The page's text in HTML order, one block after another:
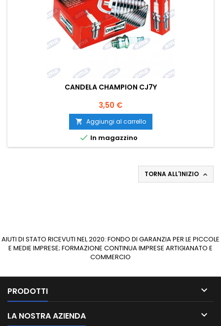
CANDELA CHAMPION CJ7Y
Prezzo
3,50 €
 Aggiungi al carrello
 In magazzino
TORNA ALL'INIZIO 
AIUTI DI STATO RICEVUTI NEL 2020: FONDO DI GARANZIA PER LE PICCOLE
E MEDIE IMPRESE; FORMAZIONE CONTINUA IMPRESE ARTIGIANATO E
COMMERCIO
PRODOTTI 
LA NOSTRA AZIENDA 